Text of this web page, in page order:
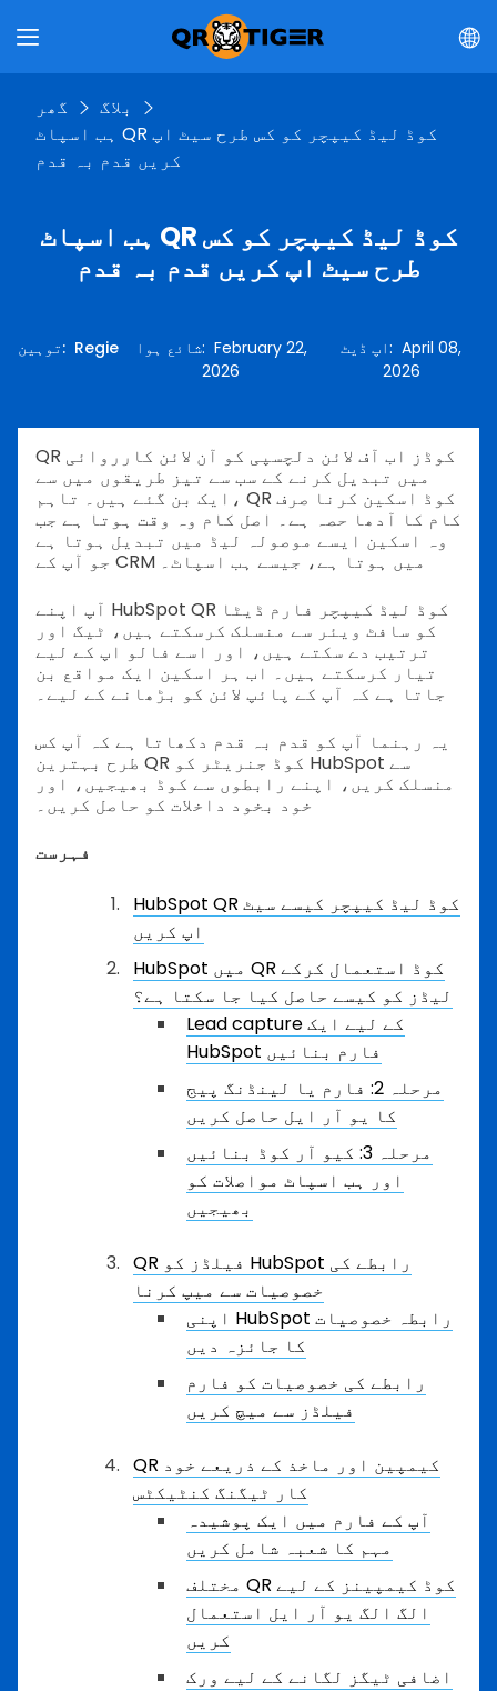
گھر
بلاگ
ہب اسپاٹ QR کوڈ لیڈ کیپچر کو کس طرح سیٹ اپ
کریں قدم بہ قدم
ہب اسپاٹ QR کوڈ لیڈ کیپچر کو کس
طرح سیٹ اپ کریں قدم بہ قدم
توہین: Regie شائع ہوا: February 22,
2026
اپ ڈیٹ:April 08,
2026
QR کوڈز اب آف لائن دلچسپی کو آن لائن کارروائی
میں تبدیل کرنے کے سب سے تیز طریقوں میں سے
ایک بن گئے ہیں۔ تاہم، QR کوڈ اسکین کرنا صرف
کام کا آدھا حصہ ہے۔ اصل کام وہ وقت ہوتا ہے جب
وہ اسکین ایسے موصولہ لیڈ میں تبدیل ہوتا ہے
جو آپ کے CRM میں ہوتا ہے، جیسے ہب اسپاٹ۔
آپ اپنے HubSpot QR کوڈ لیڈ کیپچر فارم ڈیٹا
کو سافٹ ویئر سے منسلک کرسکتے ہیں، ٹیگ اور
ترتیب دے سکتے ہیں، اور اسے فالو اپ کے لیے
تیار کرسکتے ہیں۔ اب ہر اسکین ایک مواقع بن
جاتا ہے کہ آپ کے پائپ لائن کو بڑھانے کے لیے۔
یہ رہنما آپ کو قدم بہ قدم دکھاتا ہے کہ آپ کس
طرح بہترین QR کوڈ جنریٹر کو HubSpot سے
منسلک کریں، اپنے رابطوں سے کوڈ بھیجیں، اور
خود بخود داخلات کو حاصل کریں۔
فہرست
HubSpot QR کوڈ لیڈ کیپچر کیسے سیٹ
اپ کریں
HubSpot میں QR کوڈ استعمال کرکے
لیڈز کو کیسے حاصل کیا جا سکتا ہے؟
Lead capture کے لیے ایک
HubSpot فارم بنائیں
مرحلہ 2: فارم یا لینڈنگ پیج
کا یو آر ایل حاصل کریں
مرحلہ 3: کیو آر کوڈ بنائیں
اور ہب اسپاٹ مواصلات کو
بھیجیں
QR فیلڈز کو HubSpot رابطے کی
خصوصیات سے میپ کرنا
اپنی HubSpot رابطہ خصوصیات
کا جائزہ دیں
رابطے کی خصوصیات کو فارم
فیلڈز سے میچ کریں
QR کیمپین اور ماخذ کے ذریعے خود
کار ٹیگنگ کنٹیکٹس
آپ کے فارم میں ایک پوشیدہ
مہم کا شعبہ شامل کریں
مختلف QR کوڈ کیمپینز کے لیے
الگ الگ یو آر ایل استعمال
کریں
اضافی ٹیگز لگانے کے لیے ورک